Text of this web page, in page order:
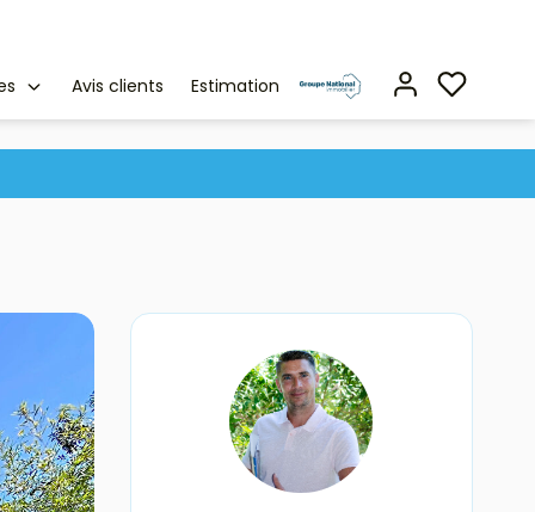
Avis clients Estimation